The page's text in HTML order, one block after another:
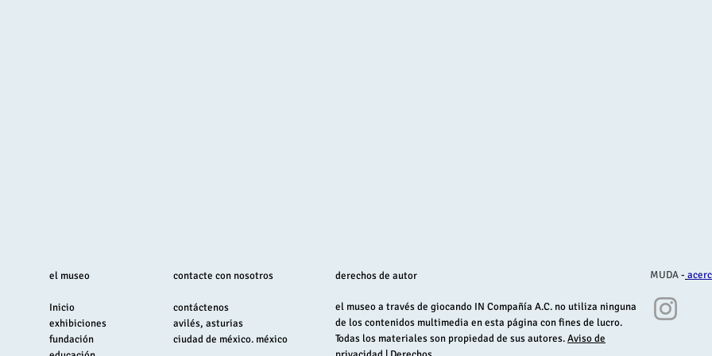
el museo
Inicio
exhibiciones
fundación
contacte con nosotros
contáctenos
avilés, asturias
ciudad de méxico. méxico
derechos de autor
el museo a través de giocando IN Compañía A.C. no utiliza ninguna
de los contenidos multimedia en esta página con fines de lucro.
Todas los materiales son propiedad de sus autores.Aviso de
MUDA-